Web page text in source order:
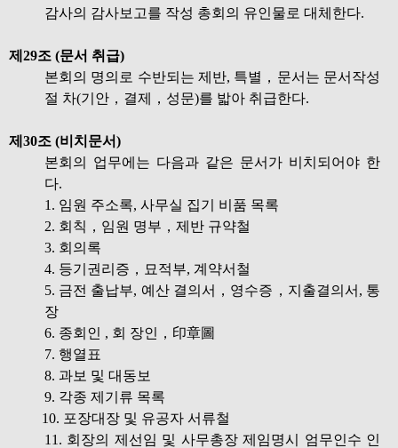
감사의 감사보고를 작성 총회의 유인물로 대체한다.
제29조 (문서 취급)
본회의 명의로 수반되는 제반, 특별，문서는 문서작성
절 차(기안，결제，성문)를 밟아 취급한다.
제30조 (비치문서)
본회의 업무에는 다음과 같은 문서가 비치되어야 한
다.
1. 임원 주소록, 사무실 집기 비품 목록
2. 회칙，임원 명부，제반 규약철
3. 회의록
4. 등기권리증，묘적부, 계약서철
5. 금전 출납부, 예산 결의서，영수증，지출결의서, 통
장
6. 종회인 , 회 장인，印章圖
7. 행열표
8. 과보 및 대동보
9. 각종 제기류 목록
10. 포장대장 및 유공자 서류철
11. 회장의 제선임 및 사무총장 제임명시 엄무인수 인